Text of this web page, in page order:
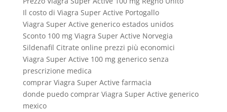
Il costo di Viagra Super Active Portogallo
Viagra Super Active generico estados unidos
Sconto 100 mg Viagra Super Active Norvegia
Sildenafil Citrate online prezzi più economici
Viagra Super Active 100 mg generico senza
prescrizione medica
comprar Viagra Super Active farmacia
donde puedo comprar Viagra Super Active generico
mexico